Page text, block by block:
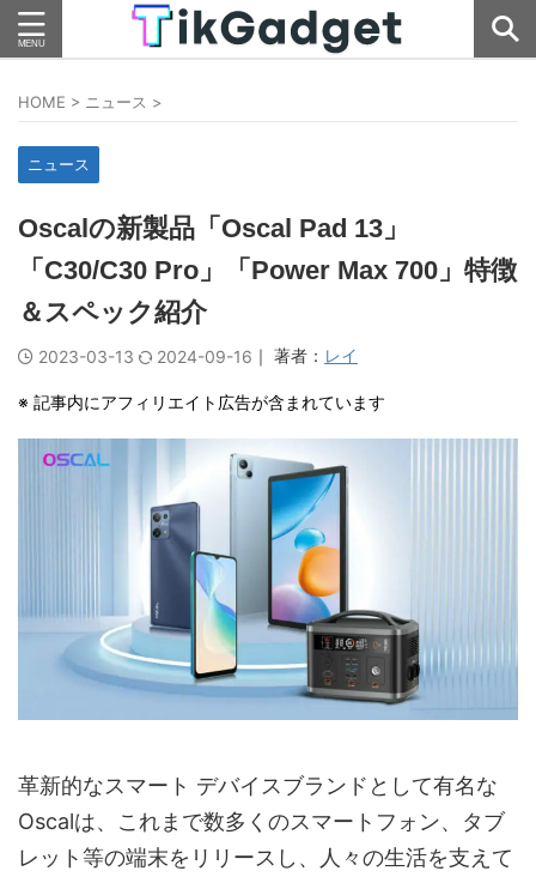
HOME > ニュース >
ニュース
Oscalの新製品「Oscal Pad 13」
「C30/C30 Pro」「Power Max 700」特徴
＆スペック紹介
2023-03-13 2024-09-16 ｜ 著者： レイ
※ 記事内にアフィリエイト広告が含まれています
革新的なスマート デバイスブランドとして有名な
Oscalは、これまで数多くのスマートフォン、タブ
レット等の端末をリリースし、人々の生活を支えて